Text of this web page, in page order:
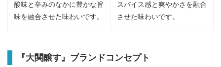
酸味と辛みのなかに豊かな旨
味を融合させた味わいです。
スパイス感と爽やかさを融合
させた味わいです。
『大関醸す』ブランドコンセプト